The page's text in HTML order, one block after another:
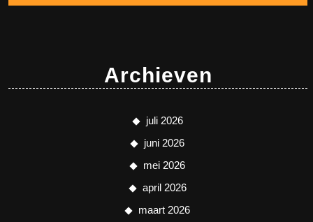
Archieven
juli 2026
juni 2026
mei 2026
april 2026
maart 2026